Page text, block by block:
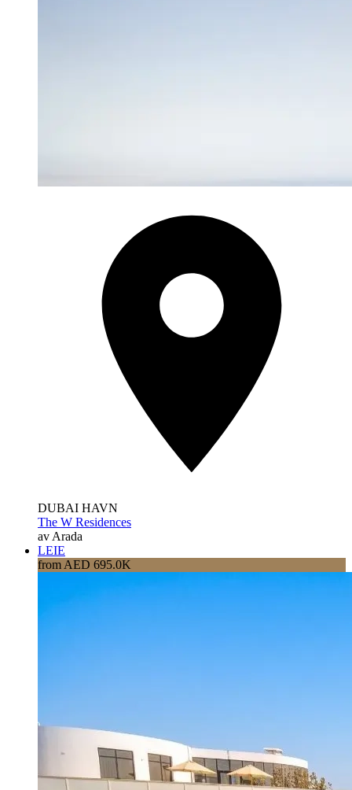
DUBAI HAVN
The W Residences
av Arada
LEIE
from AED 695.0K